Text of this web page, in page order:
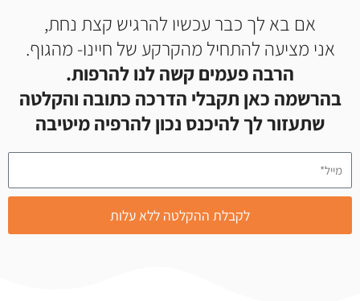
אם בא לך כבר עכשיו להרגיש קצת נחת,
אני מציעה להתחיל מהקרקע של חיינו- מהגוף.
הרבה פעמים קשה לנו להרפות.
בהרשמה כאן תקבלי הדרכה כתובה והקלטה
שתעזור לך להיכנס נכון להרפיה מיטיבה
מ
י
לקבלת ההקלטה ללא עלות